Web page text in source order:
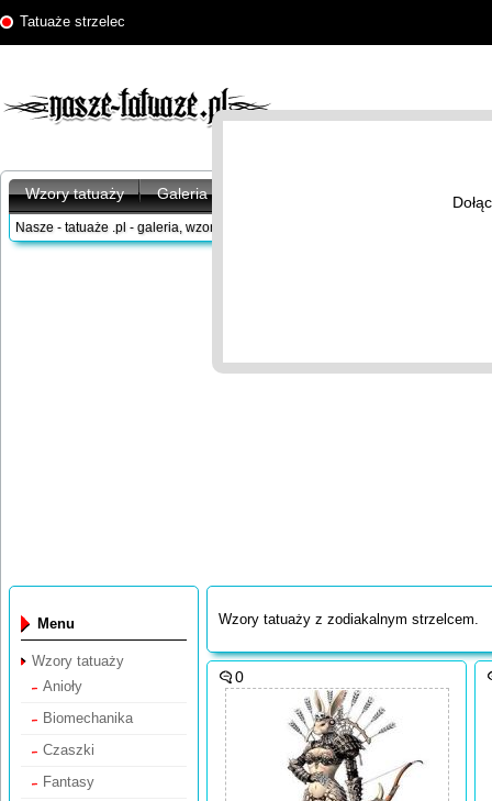
Tatuaże strzelec
Wzory tatuaży Galeria tatuaży Znaczenie
Nasze - tatuaże .pl - galeria, wzory tatuaży
Wzory tatuaży z zodiakalnym strzelcem.
0
Menu
Wzory tatuaży
Anioły
Biomechanika
Czaszki
Fantasy